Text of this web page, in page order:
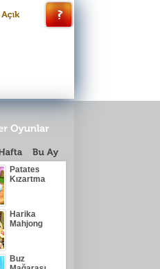
Patates
Kızartma
Harika
Mahjong
Buz